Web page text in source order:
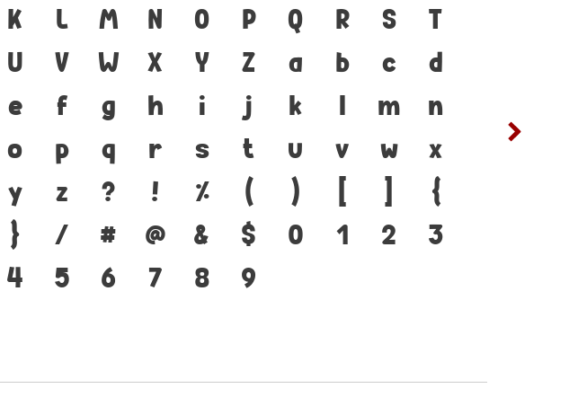
K
L M N O P Q R S
T
U
V W X Y Z a b c
d
e
f g h i j k l m
n
o
p q r s t u v w
x
y
z ? ! % ( ) [ ]
{
}
/ # @ & $ 0 1 2
3
4
5 6 7 8 9
เป็นชาติดำรงอยู่ได้ ภาษา คือ สะพาน
เชื่อมตัวตนของชนชาติ จากอดีตสู่ปัจจุบัน
ตัวพิมพ์ คือ เครื่องมือสำคัญที่ทำให้ภาษา
ดำรงอยู่ได้ แบบตัวพิมพ์ที่พัฒนาทัน
กระแสการเปลี่ยนแปลง คือ โครงสร้าง
แกร่งของสะพานที่เชื่อมตัวตนของชาติ
จากปัจจุบันสู่อนาคต
ห